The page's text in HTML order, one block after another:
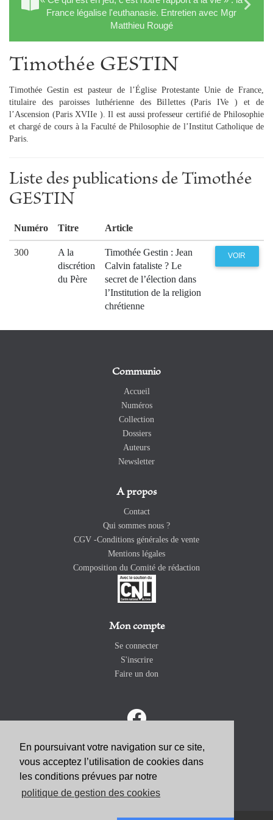
En poursuivant votre navigation sur ce site,
vous acceptez l’utilisation de cookies dans
les conditions prévues par notre
politique de gestion des cookies
France légalise l'euthanasie. Entretien avec Mgr
Matthieu Rougé
Timothée GESTIN
Timothée Gestin est pasteur de l’Église Protestante Unie de France,
titulaire des paroisses luthérienne des Billettes (Paris IVe ) et de
l’Ascension (Paris XVIIe ). Il est aussi professeur certifié de Philosophie
et chargé de cours à la Faculté de Philosophie de l’Institut Catholique de
Paris.
Liste des publications de Timothée
GESTIN
Numéro Titre Article
300
A la
discrétion
du Père
Timothée Gestin : Jean
Calvin fataliste ? Le
secret de l’élection dans
l’Institution de la religion
chrétienne
VOIR
Communio
Accueil
Numéros
Collection
Dossiers
Auteurs
Newsletter
A propos
Contact
Qui sommes nous ?
CGV -Conditions générales de vente
Mentions légales
Composition du Comité de rédaction
Mon compte
Se connecter
S'inscrire
Faire un don
ABONNEZ-VOUS